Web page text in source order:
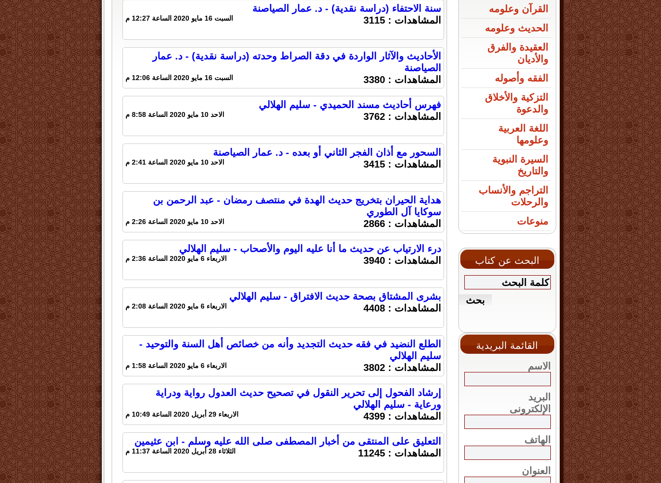
القرآن وعلومه
الحديث وعلومه
العقيدة والفرق
والأديان
الفقه وأصوله
التزكية والأخلاق
والدعوة
اللغة العربية
وعلومها
السيرة النبوية
والتاريخ
التراجم والأنساب
والرحلات
منوعات
البحث عن كتاب
القائمة البريدية
الاسم
البريد
الإلكترونى
الهاتف
العنوان
سنة الاحتفاء (دراسة نقدية) - د. عمار الصياصنة
المشاهدات :3115 السبت 16 مايو 2020 الساعة 12:27 م
الأحاديث والآثار الواردة في دقة الصراط وحدته (دراسة نقدية) - د. عمار
الصياصنة
المشاهدات :3380 السبت 16 مايو 2020 الساعة 12:06 م
فهرس أحاديث مسند الحميدي - سليم الهلالي
المشاهدات :3762 الاحد 10 مايو 2020 الساعة 8:58 م
السحور مع أذان الفجر الثاني أو بعده - د. عمار الصياصنة
المشاهدات :3415 الاحد 10 مايو 2020 الساعة 2:41 م
هداية الحيران بتخريج حديث الهدة في منتصف رمضان - عبد الرحمن بن
سوكايا آل الطوري
المشاهدات :2866 الاحد 10 مايو 2020 الساعة 2:26 م
درء الارتياب عن حديث ما أنا عليه اليوم والأصحاب - سليم الهلالي
المشاهدات :3940 الاربعاء 6 مايو 2020 الساعة 2:36 م
بشرى المشتاق بصحة حديث الافتراق - سليم الهلالي
المشاهدات :4408 الاربعاء 6 مايو 2020 الساعة 2:08 م
الطلع النضيد في فقه حديث التجديد وأنه من خصائص أهل السنة والتوحيد -
سليم الهلالي
المشاهدات :3802 الاربعاء 6 مايو 2020 الساعة 1:58 م
إرشاد الفحول إلى تحرير النقول في تصحيح حديث العدول رواية ودراية
ورعاية - سليم الهلالي
المشاهدات :4399 الاربعاء 29 أبريل 2020 الساعة 10:49 م
التعليق على المنتقى من أخبار المصطفى صلى الله عليه وسلم - ابن عثيمين
المشاهدات :11245 الثلاثاء 28 أبريل 2020 الساعة 11:37 م